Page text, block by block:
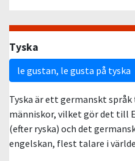
Tyska
le gustan, le gusta på tyska
Tyska är ett germanskt
människor, vilket gör det till
(efter ryska) och det
engelskan, flest talare i